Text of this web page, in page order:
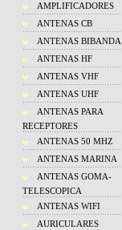
AMPLIFICADORES
ANTENAS CB
ANTENAS BIBANDA
ANTENAS HF
ANTENAS VHF
ANTENAS UHF
ANTENAS PARA
RECEPTORES
ANTENAS 50 MHZ
ANTENAS MARINA
ANTENAS GOMA-
TELESCOPICA
ANTENAS WIFI
AURICULARES